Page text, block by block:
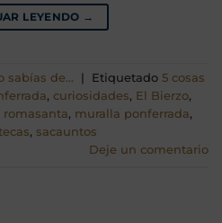
LEYENDO →
sabías de... Etiquetado 5 cosas
, curiosidades, El Bierzo,
, muralla ponferrada,
, sacauntos
Deje un comentario